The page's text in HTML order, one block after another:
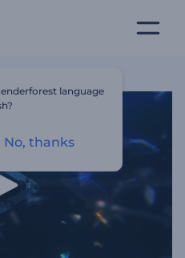
language
No, thanks